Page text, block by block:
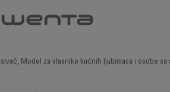
Model za vlasnike kućnih ljubimaca i osobe sa